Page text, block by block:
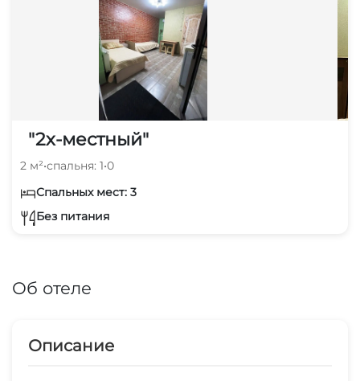
"2х-местный"
2 м²•спальня: 1•0
Спальных мест: 3
Без питания
Об отеле
Описание